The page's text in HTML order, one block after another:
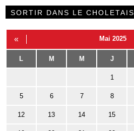
SORTIR DANS LE CHOLETAIS
« Mai 2025
L M M J
1
5 6 7 8
12 13 14 15